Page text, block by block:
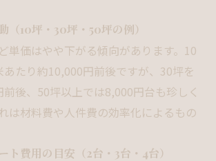
（10坪・30坪・50坪の例）
単価はやや下がる傾向があります。10
たり約10,000円前後ですが、30坪を
後、50坪以上では8,000円台も珍しく
は材料費や人件費の効率化によるもの
ト費用の目安（2台・3台・4台）